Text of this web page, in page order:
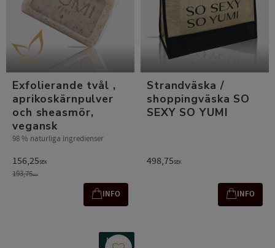
Exfolierande tvål ,
aprikoskärnpulver
och sheasmör,
vegansk
98 % naturliga ingredienser
156,25SEK
193,75SEK
INFO
Strandväska /
shoppingväska SO
SEXY SO YUMI
498,75SEK
INFO
NYHET